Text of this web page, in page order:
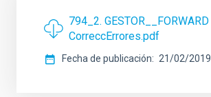
794_2. GESTOR__FORWARD
CorreccErrores.pdf
Fecha de publicación 21/02/2019